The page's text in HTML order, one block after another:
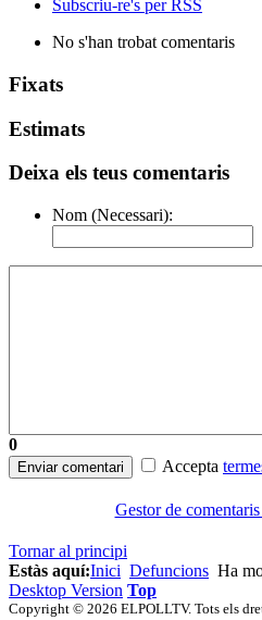
Subscriu-re's per RSS
No s'han trobat comentaris
Fixats
Estimats
Deixa els teus comentaris
Nom (Necessari):
0
Enviar comentari Accepta
Gestor de
Tornar al principi
Estàs aquí:Inici Defuncions Ha
Desktop Version Top
Copyright © 2026 ELPOLLTV. Tots els